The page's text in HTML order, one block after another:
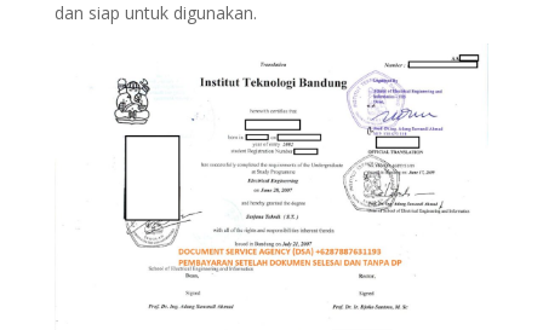
dan siap untuk digunakan.